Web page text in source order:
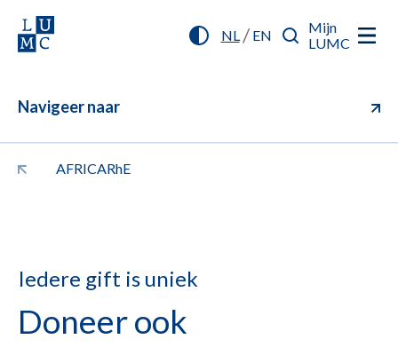
NL/ EN
Mijn
LUMC
Navigeer naar
AFRICARhE
Iedere gift is uniek
Doneer ook